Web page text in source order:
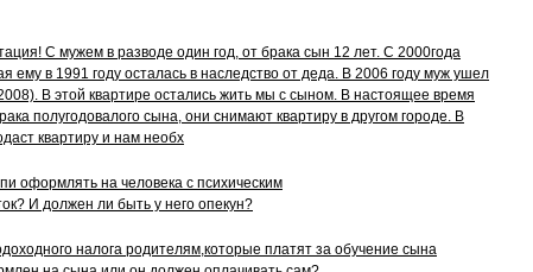
С мужем в разводе один год, от брака сын 12 лет. С 2000года
ему в 1991 году осталась в наследство от деда. В 2006 году муж ушел
В этой квартире остались жить мы с сыном. В настоящее время
полугодовалого сына, они снимают квартиру в другом городе. В
квартиру и нам необх
оформлять на человека с психическим
И должен ли быть у него опекун?
налога родителям,которые платят за обучение сына